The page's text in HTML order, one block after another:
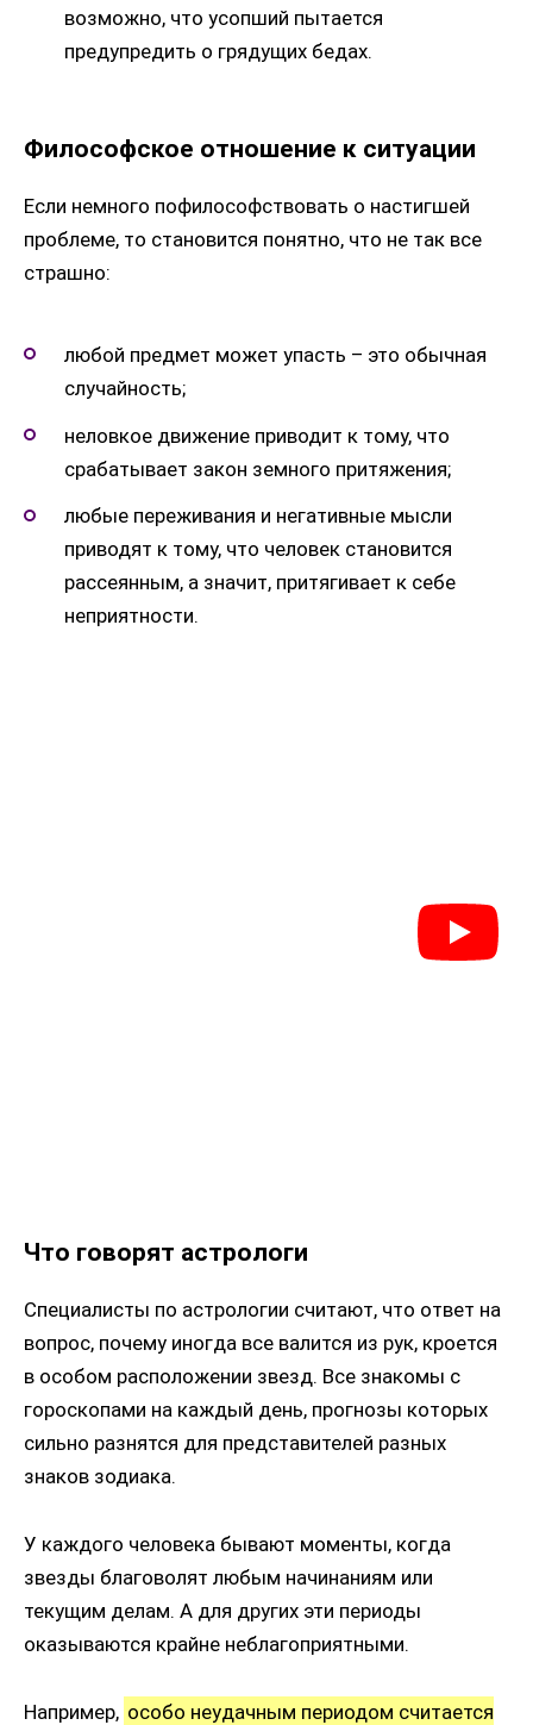
возможно, что усопший пытается
предупредить о грядущих бедах.
Философское отношение к ситуации
Если немного пофилософствовать о настигшей
проблеме, то становится понятно, что не так все
страшно:
любой предмет может упасть – это обычная
случайность;
неловкое движение приводит к тому, что
срабатывает закон земного притяжения;
любые переживания и негативные мысли
приводят к тому, что человек становится
рассеянным, а значит, притягивает к себе
неприятности.
Что говорят астрологи
Специалисты по астрологии считают, что ответ на
вопрос, почему иногда все валится из рук, кроется
в особом расположении звезд. Все знакомы с
гороскопами на каждый день, прогнозы которых
сильно разнятся для представителей разных
знаков зодиака.
У каждого человека бывают моменты, когда
звезды благоволят любым начинаниям или
текущим делам. А для других эти периоды
оказываются крайне неблагоприятными.
Например, особо неудачным периодом считается